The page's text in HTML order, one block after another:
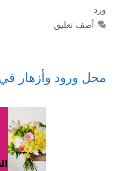
ورد
أضف تعليق
محل ورود وأزهار في